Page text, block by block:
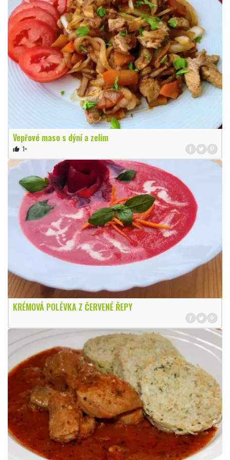
Vepřové maso s dýní a zelím
thumb_up 1×
KRÉMOVÁ POLÉVKA Z ČERVENÉ ŘEPY